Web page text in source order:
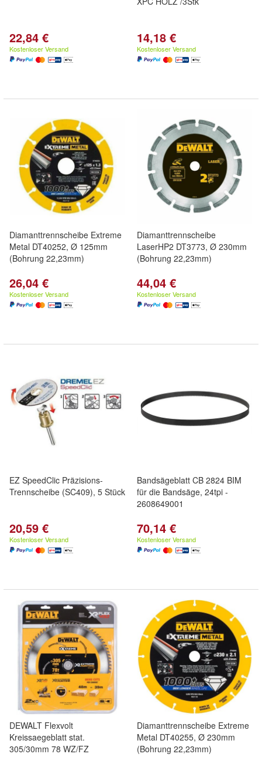
22,84 €
Kostenloser Versand
14,18 €
Kostenloser Versand
Diamanttrennscheibe Extreme
Metal DT40252, Ø 125mm
(Bohrung 22,23mm)
26,04 €
Kostenloser Versand
Diamanttrennscheibe
LaserHP2 DT3773, Ø 230mm
(Bohrung 22,23mm)
44,04 €
Kostenloser Versand
EZ SpeedClic Präzisions-
Trennscheibe (SC409), 5 Stück
20,59 €
Kostenloser Versand
Bandsägeblatt CB 2824 BIM
für die Bandsäge, 24tpi -
2608649001
70,14 €
Kostenloser Versand
DEWALT Flexvolt
Kreissaegeblatt stat.
305/30mm 78 WZ/FZ
Diamanttrennscheibe Extreme
Metal DT40255, Ø 230mm
(Bohrung 22,23mm)